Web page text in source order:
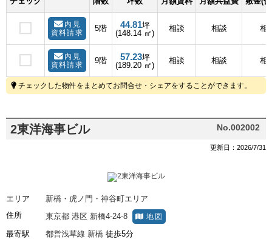
内見
資料請求
5階 44.81坪
(148.14 ㎡)
相談 相談 相
内見
資料請求
9階 57.23坪
(189.20 ㎡)
相談 相談 相
チェックした物件をまとめてお問合せ・シェアをすることができます。
2東洋海事ビル No.002002
更新日：2026/7/31
エリア
新橋・虎ノ門・神谷町エリア
住所
東京都 港区 新橋4-24-8 地図
最寄駅 都営浅草線 新橋 徒歩5分